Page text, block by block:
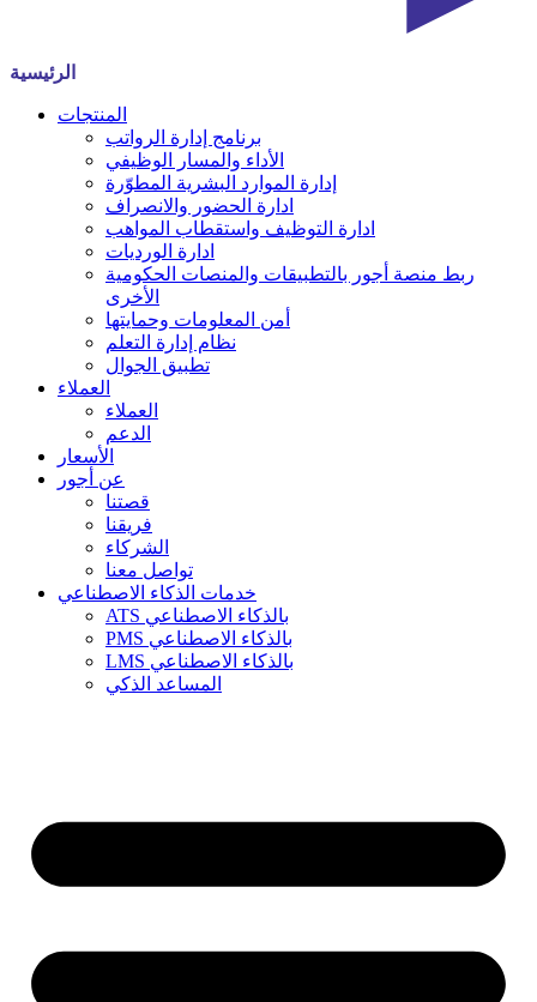
الرئيسية
المنتجات
برنامج إدارة الرواتب
الأداء والمسار الوظيفي
إدارة الموارد البشرية المطوّرة
ادارة الحضور والانصراف
ادارة التوظيف واستقطاب المواهب
ادارة الورديات
ربط منصة أجور بالتطبيقات والمنصات الحكومية
الأخرى
أمن المعلومات وحمايتها
نظام إدارة التعلم
تطبيق الجوال
العملاء
العملاء
الدعم
الأسعار
عن أجور
قصتنا
فريقنا
الشركاء
تواصل معنا
خدمات الذكاء الاصطناعي
ATS بالذكاء الاصطناعي
PMS بالذكاء الاصطناعي
LMS بالذكاء الاصطناعي
المساعد الذكي